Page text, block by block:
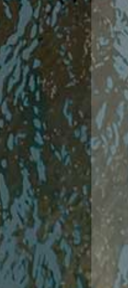
Norme e
Sedi Regionali e
Scuole
Ricerca
Manuale
Diventa
Norme e
Centri
C. F. Complesso
C. F. Polo Acquatico
C. F. Unipol
C. F. Polo Acquatico
C. F. Acerra
C. F.
C. F.
C. F.
C. F. Napoli
C.F. Palazzo del
C. F. Trieste
C. F. Verona
C. F.